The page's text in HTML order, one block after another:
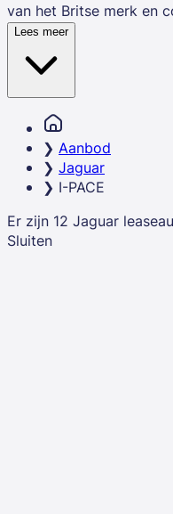
van het Britse merk en
met emissievrij rijden.
geschikt voor
duurzaam alternatief
dieselmodellen. De I-
ruim 400 kilometer en
twee elektromotoren.
investering over een
economisch eigenaar
Lees meer
Aanbod
Jaguar
I-PACE
Er zijn 12 Jaguar
Sluiten